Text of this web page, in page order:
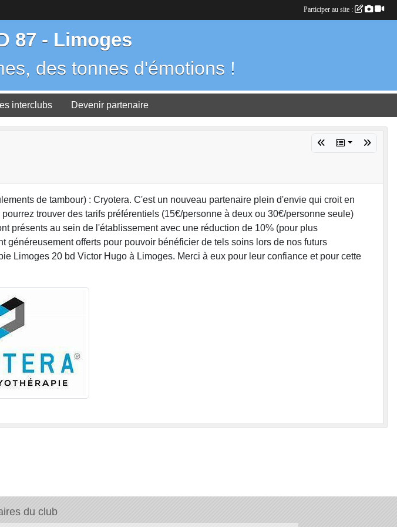
87 - Limoges
des tonnes d'émotions !
interclubs Devenir partenaire
de tambour) : Cryotera. C'est un nouveau partenaire plein d'envie qui croit en
trouver des tarifs préférentiels (15€/personne à deux ou 30€/personne seule)
présents au sein de l'établissement avec une réduction de 10% (pour plus
offerts pour pouvoir bénéficier de tels soins lors de nos futurs
Limoges 20 bd Victor Hugo à Limoges. Merci à eux pour leur confiance et pour cette
du club
Participer au site :